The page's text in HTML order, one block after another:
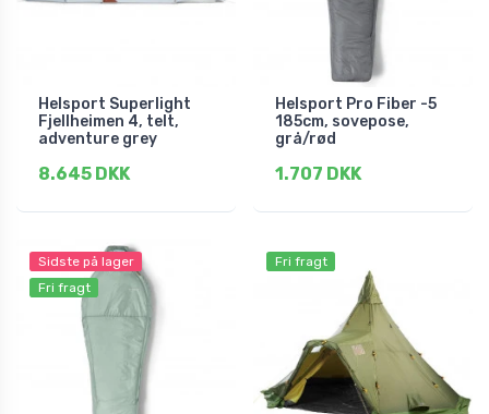
Helsport Superlight
Fjellheimen 4, telt,
adventure grey
8.645 DKK
Helsport Pro Fiber -5
185cm, sovepose,
grå/rød
1.707 DKK
Sidste på lager
Fri fragt
Fri fragt